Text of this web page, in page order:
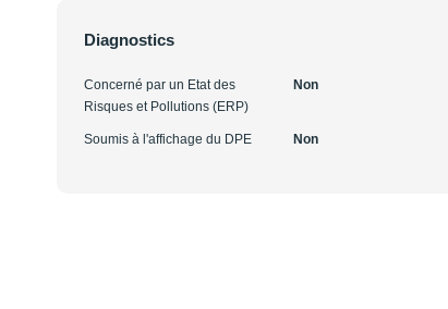
Diagnostics
Concerné par un Etat des
Risques et Pollutions (ERP)
Non
Soumis à l'affichage du DPE Non